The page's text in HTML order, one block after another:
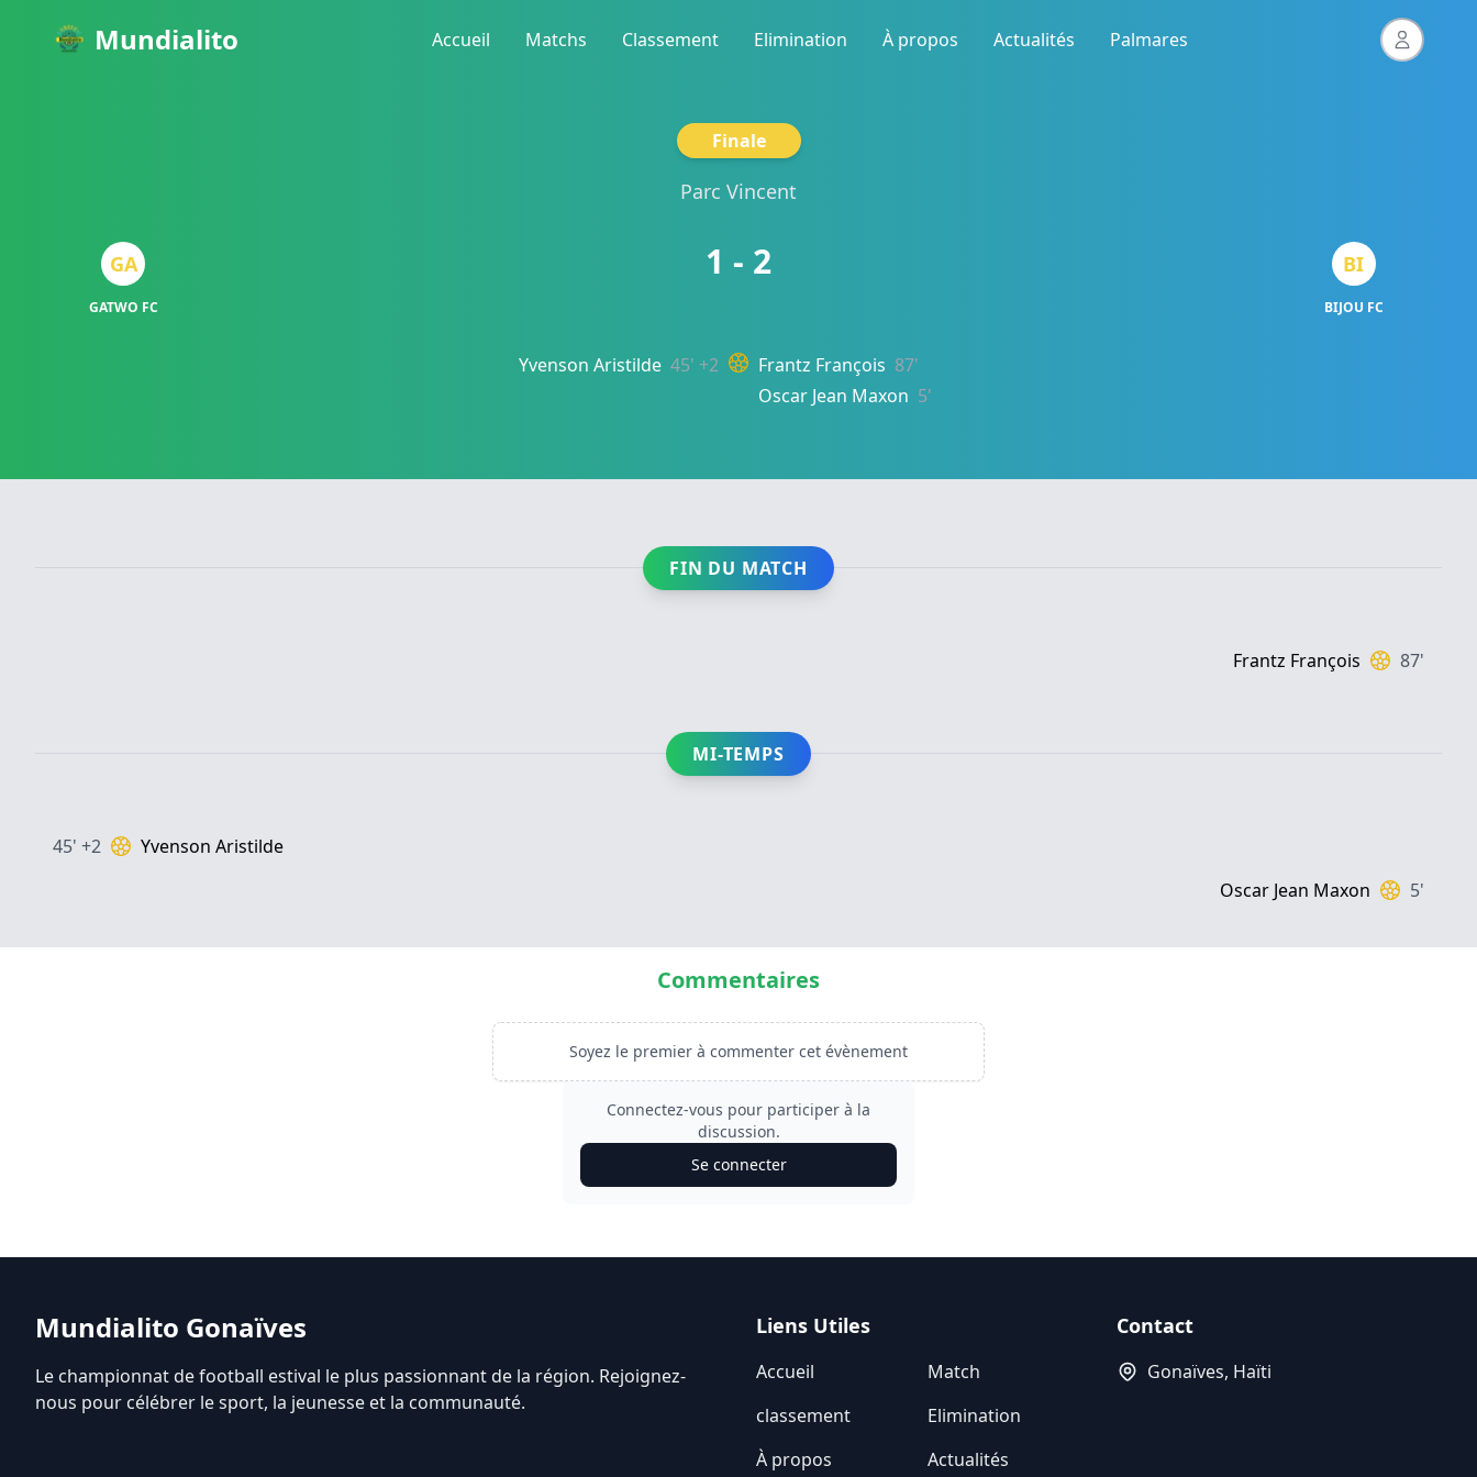
Mundialito Accueil Matchs Classement Elimination À propos Actualités Palmares
Finale
Parc Vincent
GA
GATWO FC
1 - 2 BI
BIJOU FC
Yvenson Aristilde 45' +2 Frantz François 87'
Oscar Jean Maxon 5'
FIN DU MATCH
87'
Frantz François
MI-TEMPS
45' +2
Yvenson Aristilde
5'
Oscar Jean Maxon
Commentaires
Soyez le premier à commenter cet évènement
Connectez-vous pour participer à la
discussion.
Se connecter
Mundialito Gonaïves
Le championnat de football estival le plus passionnant de la région. Rejoignez-
nous pour célébrer le sport, la jeunesse et la communauté.
Liens Utiles
Accueil
Match
classement
Elimination
À propos
Actualités
Contact
Gonaïves, Haïti